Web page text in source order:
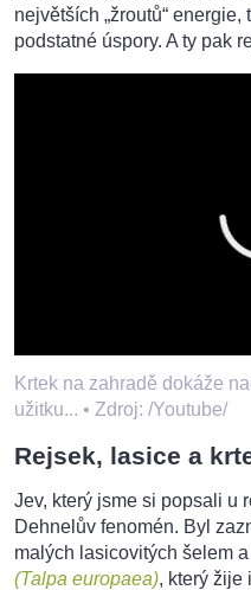
největších „žroutů“
podstatné úspory. A ty pak
Krtek na zahradě dokáže
užitku... • Zdroj: /Youtube/
Rejsek, lasice a
Jev, který jsme si popsali u
Dehnelův fenomén. Byl
malých lasicovitých šelem
(Talpa europaea), který žije